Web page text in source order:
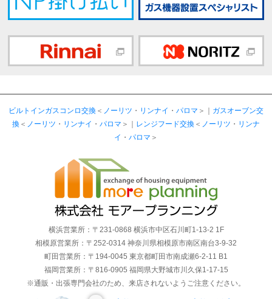
ビルトインガスコンロ交換 ＜ ノーリツ ・ リンナイ ・ パロマ ＞｜ ガスオーブン交
換 ＜ ノーリツ ・ リンナイ ・ パロマ ＞｜ レンジフード交換 ＜ ノーリツ ・ リンナ
イ ・ パロマ ＞
横浜営業所：〒231-0868 横浜市中区石川町1-13-2 1F
相模原営業所：〒252-0314 神奈川県相模原市南区南台3-9-32
町田営業所：〒194-0045 東京都町田市南成瀬6-2-11 B1
福岡営業所：〒816-0905 福岡県大野城市川久保1-17-15
※通販・出張専門会社のため、来店されないようご注意ください。